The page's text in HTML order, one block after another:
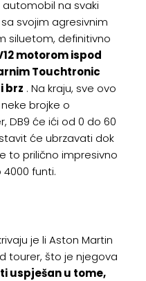
na svaki
svojim agresivnim
siluetom, definitivno
motorom ispod
Touchtronic
brz . Na kraju, sve ovo
brojke o
DB9 će ići od 0 do 60
će ubrzavati dok
to prilično impresivno
funti.
je li Aston Martin
tourer, što je njegova
uspješan u tome,